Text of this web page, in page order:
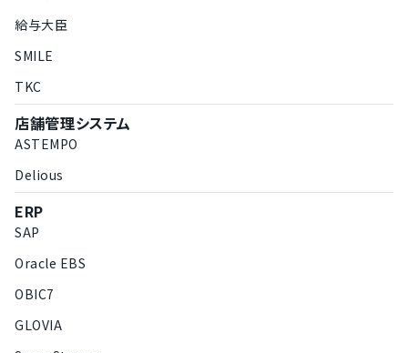
給与大臣
SMILE
TKC
店舗管理システム
ASTEMPO
Delious
ERP
SAP
Oracle EBS
OBIC7
GLOVIA